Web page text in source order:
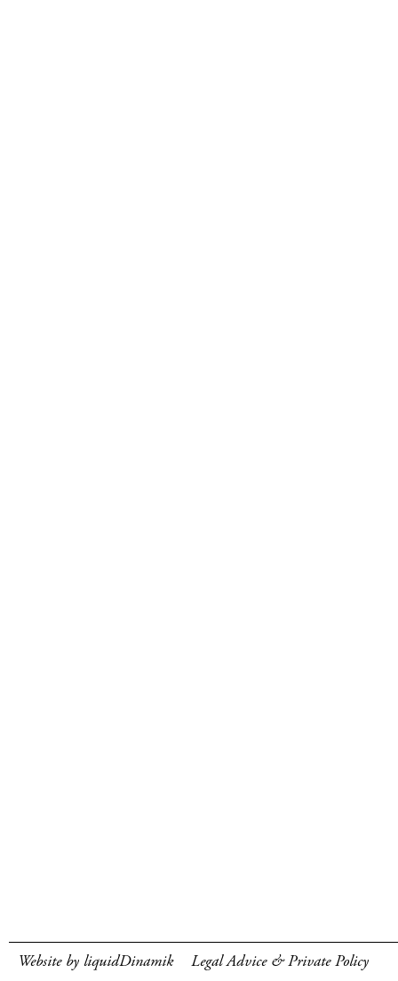
Website by liquidDinamik Legal Advice & Private Policy